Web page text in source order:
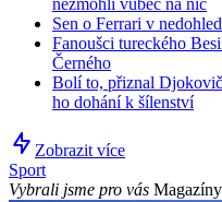
Sen o Ferrari v
Fanoušci tureckého
Černého
Bolí to, přiznal
ho dohání k šílenství
Zobrazit více
Sport
Vybrali jsme pro vás